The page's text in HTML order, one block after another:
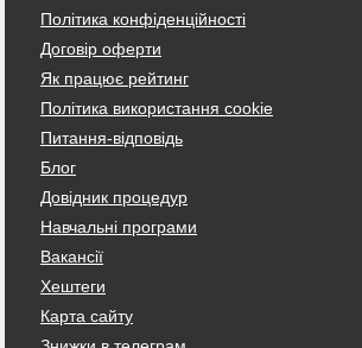
Політика конфіденційності
Договір оферти
Як працює рейтинг
Політика використання cookie
Питання-відповідь
Блог
Довідник процедур
Навчальні програми
Вакансії
Хештеги
Карта сайту